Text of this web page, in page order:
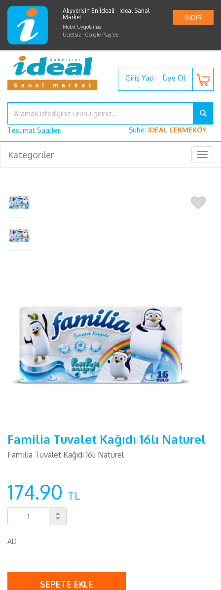
Alışverişin En İdeali - İdeal Sanal
Market
Mobil Uygulaması
Ücretsiz - Google Play'de
İNDİR
Giriş Yap Üye Ol
Teslimat Saatleri Şube: İDEAL ÇEKMEKÖY
Kategoriler
Familia Tuvalet Kağıdı 16lı Naturel
Familia Tuvalet Kağıdı 16lı Naturel
174.90 TL
AD
SEPETE EKLE